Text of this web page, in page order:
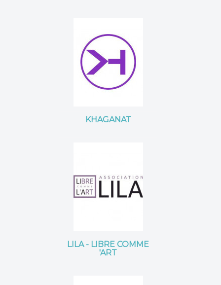
KHAGANAT
LILA - LIBRE COMME
'ART